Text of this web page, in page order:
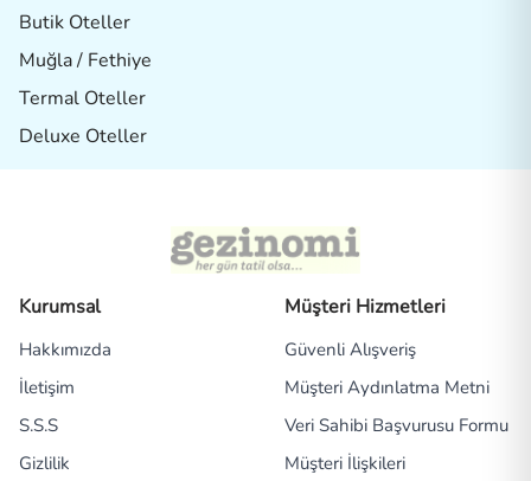
Butik Oteller
Muğla / Fethiye
Termal Oteller
Deluxe Oteller
Kurumsal
Hakkımızda
İletişim
S.S.S
Gizlilik
Müşteri Hizmetleri
Güvenli Alışveriş
Müşteri Aydınlatma Metni
Veri Sahibi Başvurusu Formu
Müşteri İlişkileri